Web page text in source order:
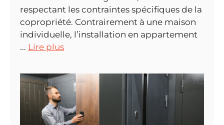
respectant les contraintes spécifiques de la
copropriété. Contrairement à une maison
individuelle, l’installation en appartement
... Lire plus